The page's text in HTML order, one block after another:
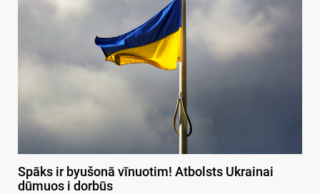
Spāks ir byušonā vīnuotim! Atbolsts Ukrainai
dūmuos i dorbūs